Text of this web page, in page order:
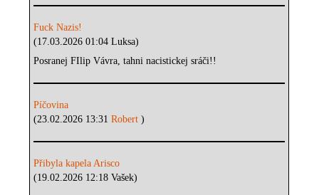
Fuck Nazis!
(17.03.2026 01:04 Luksa)
Posranej FIlip Vávra, tahni nacistickej sráči!!
Píčovina
(23.02.2026 13:31Robert)
Přibyla kapela Arisco
(19.02.2026 12:18 Vašek)